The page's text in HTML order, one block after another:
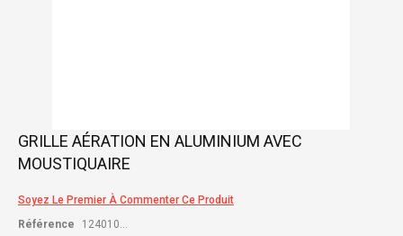
Skip
the
of
images
GRILLE AÉRATION EN ALUMINIUM AVEC
MOUSTIQUAIRE
Soyez Le Premier À Commenter Ce Produit
Référence
124010...